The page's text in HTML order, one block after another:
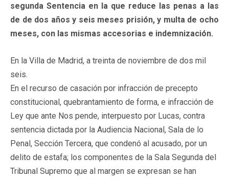
segunda Sentencia en la que reduce las penas a las
de de dos años y seis meses prisión, y multa de ocho
meses, con las mismas accesorias e indemnización.
En la Villa de Madrid, a treinta de noviembre de dos mil
seis.
En el recurso de casación por infracción de precepto
constitucional, quebrantamiento de forma, e infracción de
Ley que ante Nos pende, interpuesto por Lucas, contra
sentencia dictada por la Audiencia Nacional, Sala de lo
Penal, Sección Tercera, que condenó al acusado, por un
delito de estafa; los componentes de la Sala Segunda del
Tribunal Supremo que al margen se expresan se han